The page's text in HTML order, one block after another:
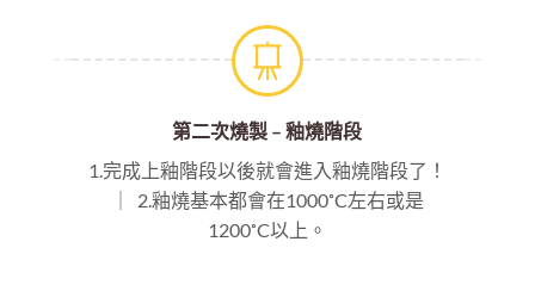
第三次燒製 – 金水釉燒
1.釉燒完以後，用細小的毛筆沾取金水釉小
心上色 ｜ 2.完成勾勒以後再次送入窯內燒
製700˚C左右